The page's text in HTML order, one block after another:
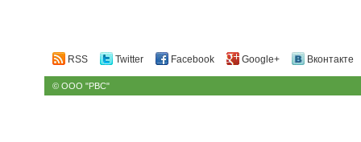
RSS Twitter Facebook Google+ Вконтакте
© ООО "РВС"